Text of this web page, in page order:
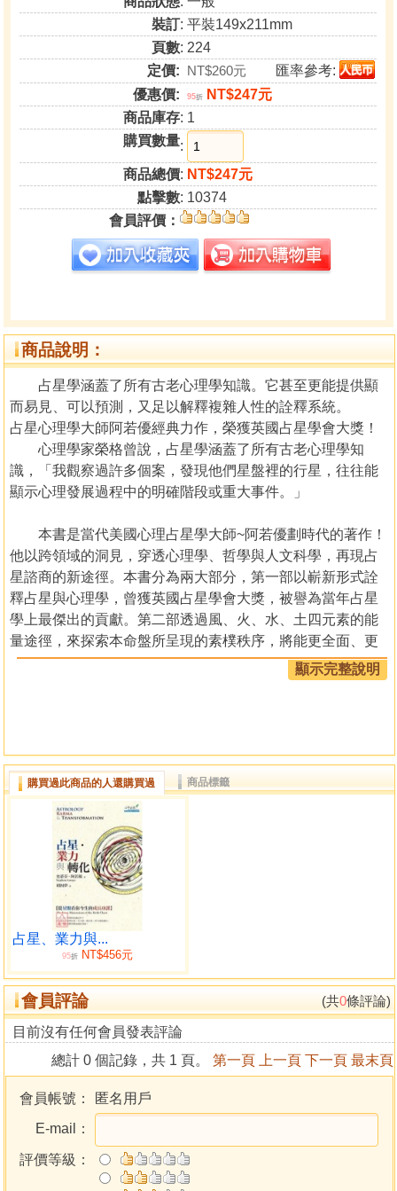
裝訂: 平裝149x211mm
頁數: 224
定價: NT$260元
匯率參考:
優惠價:
95折
NT$247元
商品庫存: 1
購買數量:
商品總價: NT$247元
點擊數: 10374
會員評價：
商品說明：
占星學涵蓋了所有古老心理學知識。它甚至更能提供顯
而易見、可以預測，又足以解釋複雜人性的詮釋系統。
占星心理學大師阿若優經典力作，榮獲英國占星學會大獎！
心理學家榮格曾說，占星學涵蓋了所有古老心理學知
識，「我觀察過許多個案，發現他們星盤裡的行星，往往能
顯示心理發展過程中的明確階段或重大事件。」
本書是當代美國心理占星學大師~阿若優劃時代的著作！
他以跨領域的洞見，穿透心理學、哲學與人文科學，再現占
星諮商的新途徑。本書分為兩大部分，第一部以嶄新形式詮
釋占星與心理學，曾獲英國占星學會大獎，被譽為當年占星
學上最傑出的貢獻。第二部透過風、火、水、土四元素的能
量途徑，來探索本命盤所呈現的素樸秩序，將能更全面、更
精準的理解人的完整與豐饒。
——文庫雜誌｜Library Journal
此書對本命盤做了徹底的省思，而且立論精闢，出色極
——占星學會期刊｜CAO Times
電腦化和充滿門戶之見的占星學，最需要的就是這樣的
——肯尼斯．內格斯博士｜Kenneth Negus, Ph.D｜占星學研
究者及老師
作者以如此貼切實際的方式，爲一整個世代的占星學帶
來了新的詮釋途徑。
——亞瑟．肯恩｜Dr. Arthur D. Cain｜醫師
立論，又能兼顧一般人的日常困擾。學習者終於可以擺脫占
星食譜的無稽之談和侷限。
——羅爾．華勒斯｜Lore Wallace｜今日占星學｜Astrology
顯示完整說明
購買過此商品的人還購買過 商品標籤
占星、業力與...
95折 NT$456元
會員評論 (共0條評論)
目前沒有任何會員發表評論
總計 0 個記錄，共 1 頁。 第一頁 上一頁 下一頁 最末頁
會員帳號：
匿名用戶
E-mail：
評價等級：